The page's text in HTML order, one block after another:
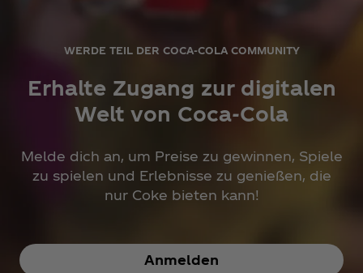
WERDE TEIL DER COCA‑COLA COMMUNITY
Erhalte Zugang zur digitalen
Welt von Coca‑Cola
Melde dich an, um Preise zu gewinnen, Spiele
zu spielen und Erlebnisse zu genießen, die
nur Coke bieten kann!
Anmelden